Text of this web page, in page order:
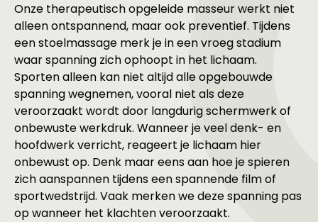
Onze therapeutisch opgeleide masseur werkt niet
alleen ontspannend, maar ook preventief. Tijdens
een stoelmassage merk je in een vroeg stadium
waar spanning zich ophoopt in het lichaam.
Sporten alleen kan niet altijd alle opgebouwde
spanning wegnemen, vooral niet als deze
veroorzaakt wordt door langdurig schermwerk of
onbewuste werkdruk. Wanneer je veel denk- en
hoofdwerk verricht, reageert je lichaam hier
onbewust op. Denk maar eens aan hoe je spieren
zich aanspannen tijdens een spannende film of
sportwedstrijd. Vaak merken we deze spanning pas
op wanneer het klachten veroorzaakt.